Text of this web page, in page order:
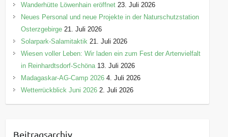
Wanderhütte Löwenhain eröffnet 23. Juli 2026
Neues Personal und neue Projekte in der Naturschutzstation
Osterzgebirge 21. Juli 2026
Solarpark-Salamitaktik 21. Juli 2026
Wiesen voller Leben: Wir laden ein zum Fest der Artenvielfalt
in Reinhardtsdorf-Schöna 13. Juli 2026
Madagaskar-AG-Camp 2026 4. Juli 2026
Wetterrückblick Juni 2026 2. Juli 2026
Beitragsarchiv